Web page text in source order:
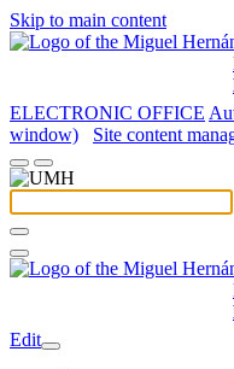
Skip to main content
ELECTRONIC OFFICE
window)
Site content
Edit